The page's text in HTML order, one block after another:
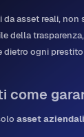
asset reali,
della
ogni
come
asset